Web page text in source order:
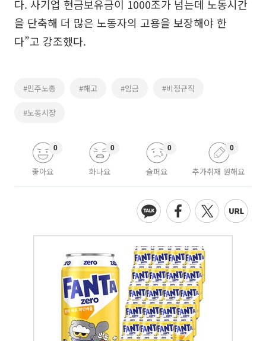
다. 사기업 현금보유금이 1000조가 넘는데 노동시간
을 단축해 더 많은 노동자의 고용을 보장해야 한
다”고 강조했다.
#민주노총 #해고 #임금 #비정규직
#노동시장
좋아요
0
화나요
0
슬퍼요
0
추가취재 원해요
0